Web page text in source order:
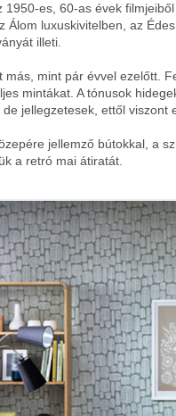
1950-es, 60-as évek
Álom luxuskivitelben, az
illeti.
más, mint pár évvel ezelőtt.
mintákat. A tónusok
jellegzetesek, ettől viszont
jellemző bútokkal, a
a retró mai átiratát.